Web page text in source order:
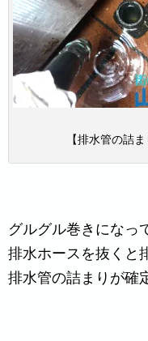
【排水管の詰ま
グルグル巻きになっ
排水ホースを抜くと
排水管の詰まりが確